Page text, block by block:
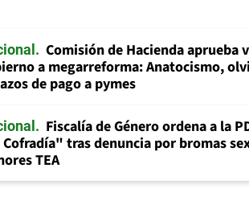
Comisión de Hacienda aprueba
a megarreforma: Anatocismo,
de pago a pymes
Fiscalía de Género ordena a la
tras denuncia por bromas
TEA